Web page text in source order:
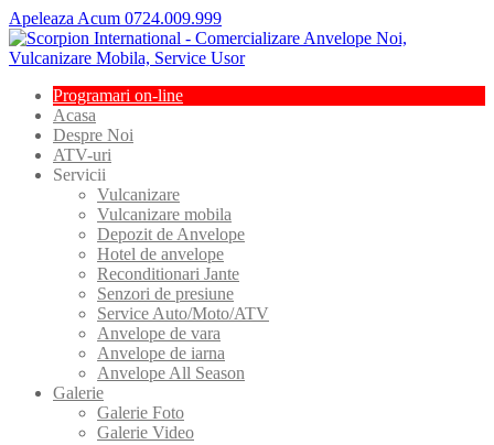
Apeleaza Acum 0724.009.999
Programari on-line
Acasa
Despre Noi
ATV-uri
Servicii
Vulcanizare
Vulcanizare mobila
Depozit de Anvelope
Hotel de anvelope
Reconditionari Jante
Senzori de presiune
Service Auto/Moto/ATV
Anvelope de vara
Anvelope de iarna
Anvelope All Season
Galerie
Galerie Foto
Galerie Video